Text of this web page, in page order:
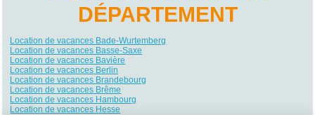
DÉPARTEMENT
Location de vacances Bade-Wurtemberg
Location de vacances Basse-Saxe
Location de vacances Bavière
Location de vacances Berlin
Location de vacances Brandebourg
Location de vacances Brême
Location de vacances Hambourg
Location de vacances Hesse